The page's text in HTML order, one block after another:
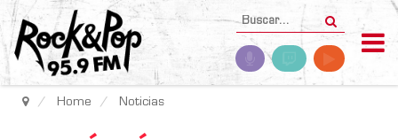
Home Noticias